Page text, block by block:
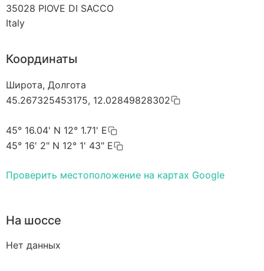
35028 PIOVE DI SACCO
Italy
Координаты
Широта, Долгота
45.267325453175, 12.02849828302
45° 16.04' N 12° 1.71' E
45° 16' 2" N 12° 1' 43" E
Проверить местоположение на картах Google
На шоссе
Нет данных